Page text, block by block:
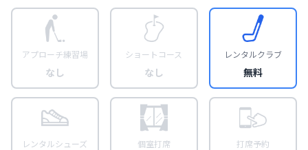
アプローチ練習場
なし
ショートコース
なし
レンタルクラブ
無料
レンタルシューズ 個室打席 打席予約